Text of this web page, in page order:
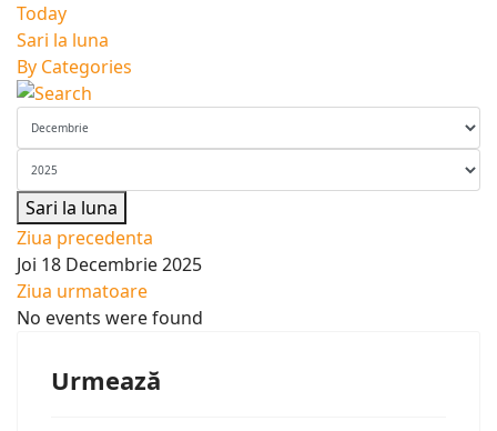
Today
Sari la luna
By Categories
Sari la luna
Ziua precedenta
Joi 18 Decembrie 2025
Ziua urmatoare
No events were found
Urmează